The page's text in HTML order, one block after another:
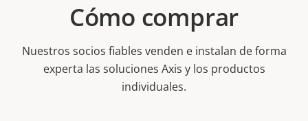
Cómo comprar
Nuestros socios fiables venden e instalan de forma
experta las soluciones Axis y los productos
individuales.